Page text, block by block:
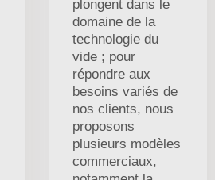
plongent dans le
domaine de la
technologie du
vide ; pour
répondre aux
besoins variés de
nos clients, nous
proposons
plusieurs modèles
commerciaux,